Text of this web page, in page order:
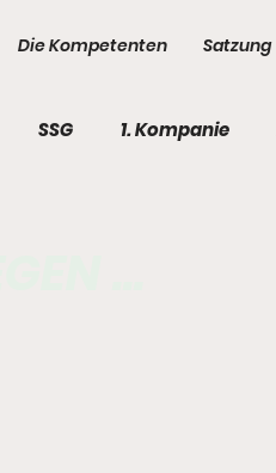
Die Kompetenten Satzung
SSG 1. Kompanie